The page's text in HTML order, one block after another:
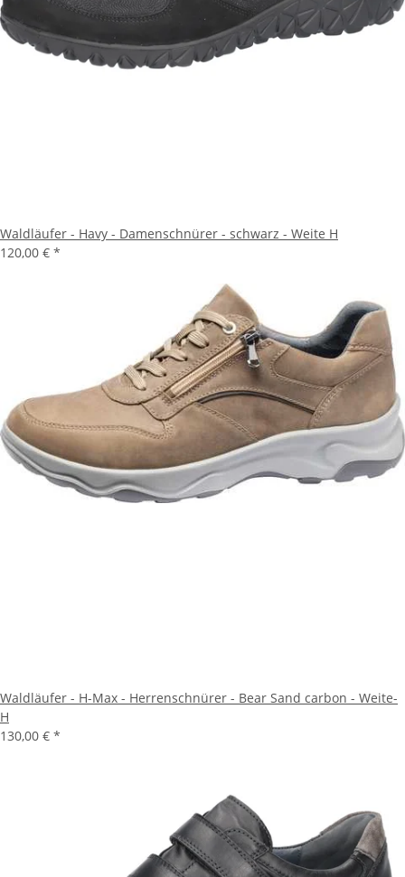
Waldläufer - Havy - Damenschnürer - schwarz - Weite H
120,00 € *
Waldläufer - H-Max - Herrenschnürer - Bear Sand carbon - Weite-
H
130,00 € *